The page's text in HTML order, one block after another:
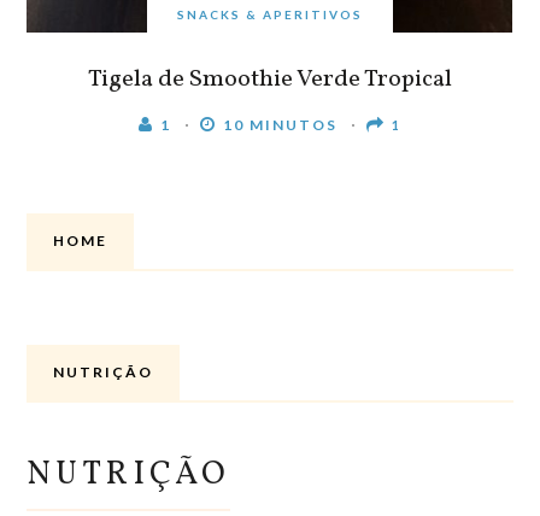
SNACKS & APERITIVOS
Tigela de Smoothie Verde Tropical
1 10 MINUTOS 1
HOME
NUTRIÇÃO
NUTRIÇÃO